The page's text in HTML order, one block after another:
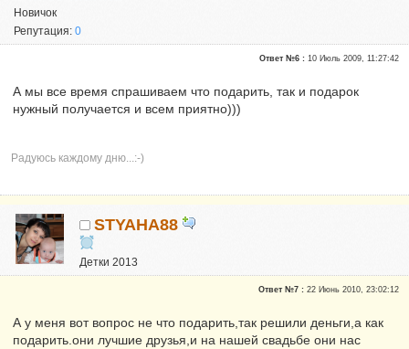
Новичок
Репутация:0
Ответ №6 :10 Июль 2009, 11:27:42
А мы все время спрашиваем что подарить, так и подарок
нужный получается и всем приятно)))
Радуюсь каждому дню...:-)
STYAHA88
Детки 2013
Все будет хорошо - Я узнавала!!!
Ответ №7 :22 Июнь 2010, 23:02:12
А у меня вот вопрос не что подарить,так решили деньги,а как
подарить.они лучшие друзья,и на нашей свадьбе они нас